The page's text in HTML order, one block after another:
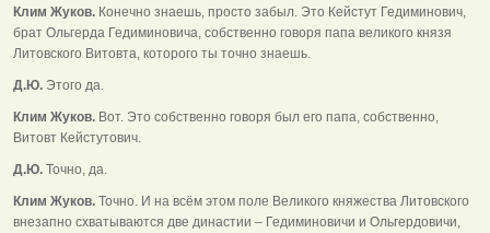
Клим Жуков. Конечно знаешь, просто забыл. Это Кейстут Гедиминович,
брат Ольгерда Гедиминовича, собственно говоря папа великого князя
Литовского Витовта, которого ты точно знаешь.
Д.Ю. Этого да.
Клим Жуков. Вот. Это собственно говоря был его папа, собственно,
Витовт Кейстутович.
Д.Ю. Точно, да.
Клим Жуков. Точно. И на всём этом поле Великого княжества Литовского
внезапно схватываются две династии – Гедиминовичи и Ольгердовичи,